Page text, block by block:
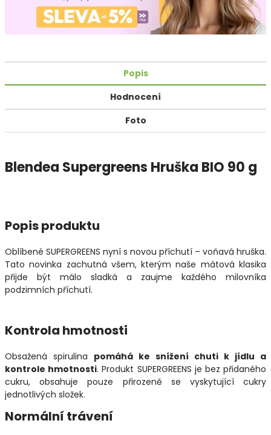
Popis
Hodnocení
Foto
Blendea Supergreens Hruška BIO 90 g
Popis produktu
Oblíbené SUPERGREENS nyní s novou příchutí – voňavá hruška.
Tato novinka zachutná všem, kterým naše mátová klasika
přijde být málo sladká a zaujme každého milovníka
podzimních příchutí.
Kontrola hmotnosti
Obsažená spirulina pomáhá ke snížení chuti k jídlu a
kontrole hmotnosti. Produkt SUPERGREENS je bez přidaného
cukru, obsahuje pouze přirozeně se vyskytující cukry
jednotlivých složek.
Normální trávení